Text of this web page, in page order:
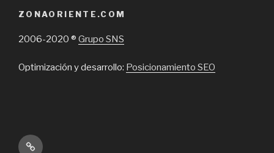
em
Santiago”
ZONAORIENTE.COM
2006-2020 ® Grupo SNS
Optimización y desarrollo: Posicionamiento SEO
Inicio